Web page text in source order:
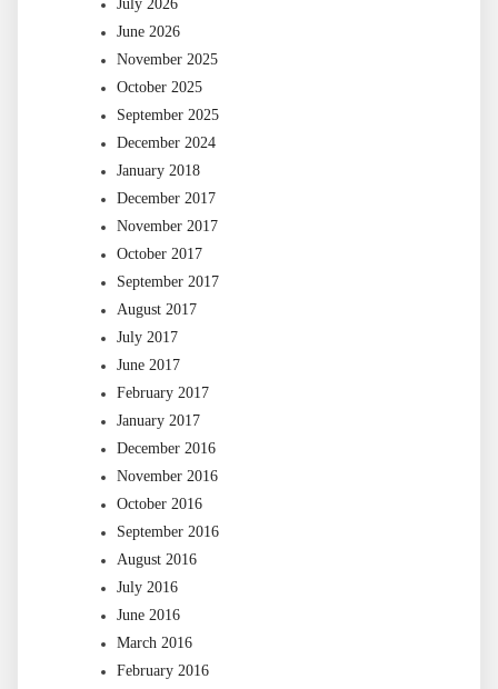
July 2026
June 2026
November 2025
October 2025
September 2025
December 2024
January 2018
December 2017
November 2017
October 2017
September 2017
August 2017
July 2017
June 2017
February 2017
January 2017
December 2016
November 2016
October 2016
September 2016
August 2016
July 2016
June 2016
March 2016
February 2016